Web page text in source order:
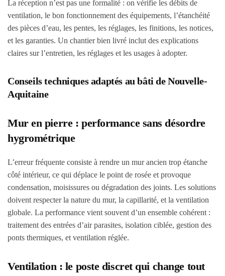
La réception n’est pas une formalité : on vérifie les débits de
ventilation, le bon fonctionnement des équipements, l’étanchéité
des pièces d’eau, les pentes, les réglages, les finitions, les notices,
et les garanties. Un chantier bien livré inclut des explications
claires sur l’entretien, les réglages et les usages à adopter.
Conseils techniques adaptés au bâti de Nouvelle-
Aquitaine
Mur en pierre : performance sans désordre
hygrométrique
L’erreur fréquente consiste à rendre un mur ancien trop étanche
côté intérieur, ce qui déplace le point de rosée et provoque
condensation, moisissures ou dégradation des joints. Les solutions
doivent respecter la nature du mur, la capillarité, et la ventilation
globale. La performance vient souvent d’un ensemble cohérent :
traitement des entrées d’air parasites, isolation ciblée, gestion des
ponts thermiques, et ventilation réglée.
Ventilation : le poste discret qui change tout